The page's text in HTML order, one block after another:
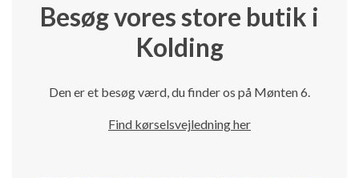
Besøg vores store butik i
Kolding
Den er et besøg værd, du finder os på Mønten 6.
Find kørselsvejledning her